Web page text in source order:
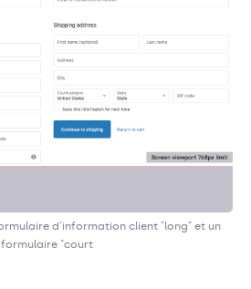
d'information client "long" et un
formulaire "court